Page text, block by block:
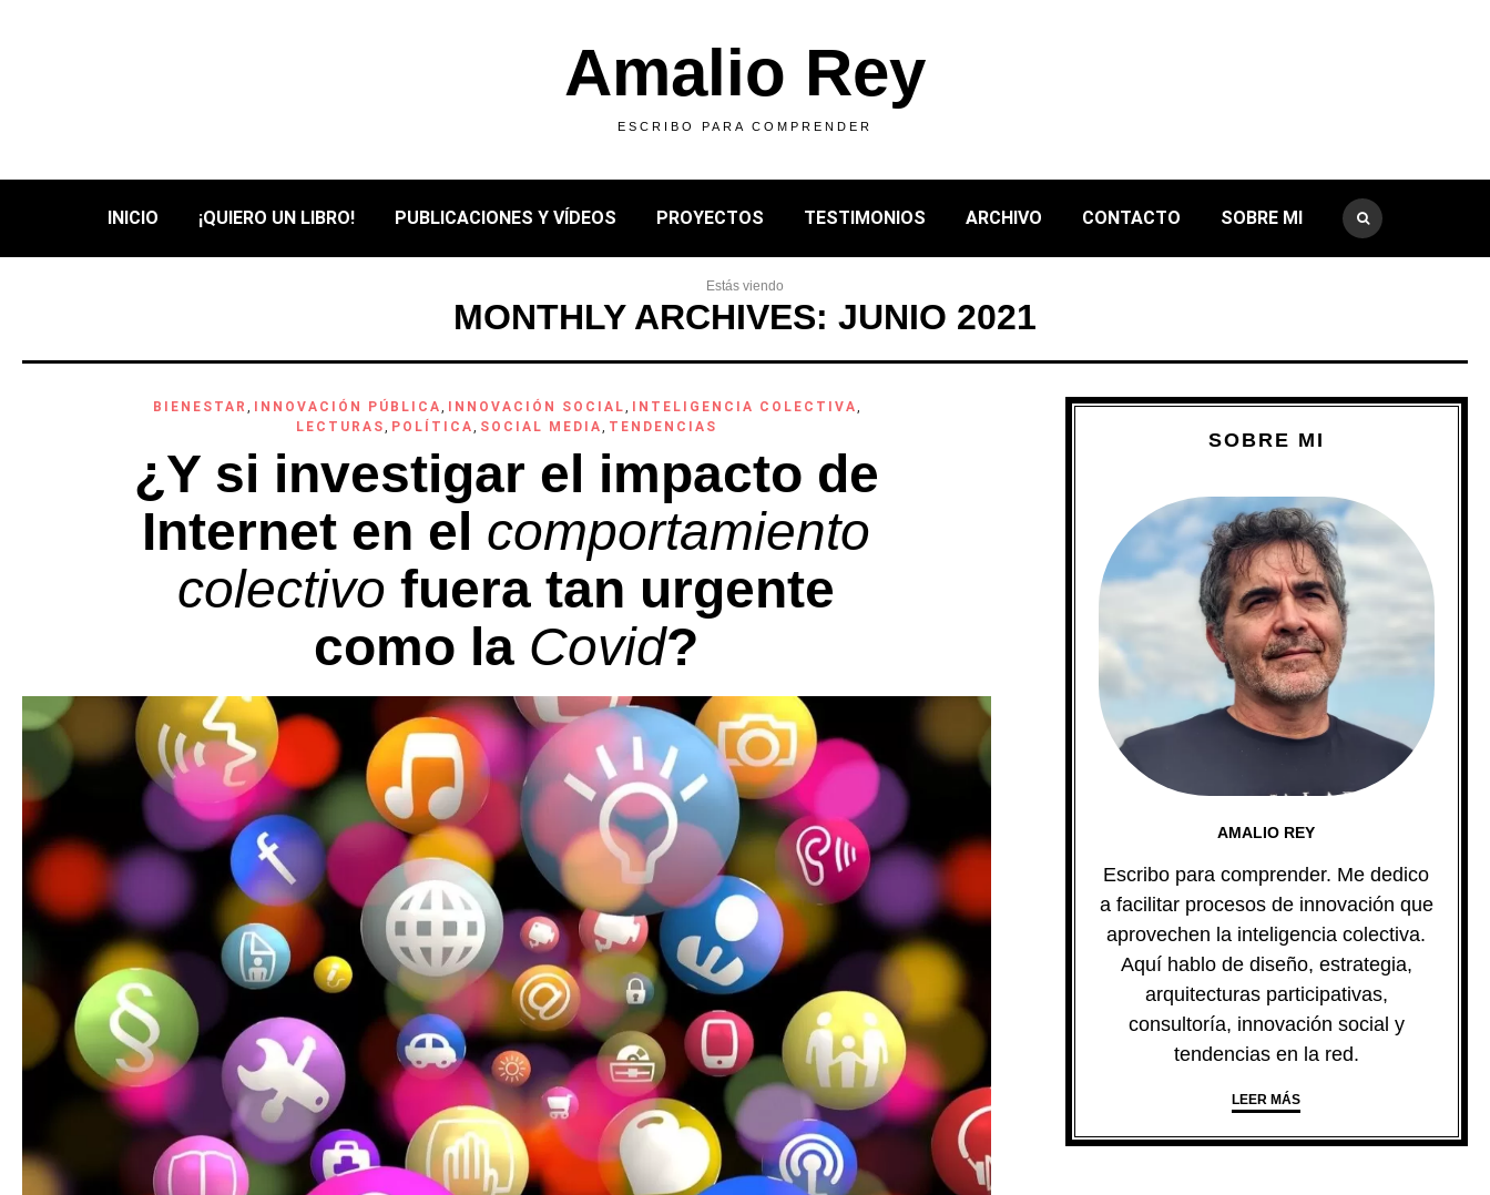
Amalio Rey
ESCRIBO PARA COMPRENDER
INICIO ¡QUIERO UN LIBRO! PUBLICACIONES Y VÍDEOS PROYECTOS TESTIMONIOS ARCHIVO CONTACTO SOBRE MI
Estás viendo
MONTHLY ARCHIVES: JUNIO 2021
BIENESTAR , INNOVACIÓN PÚBLICA, INNOVACIÓN SOCIAL, INTELIGENCIA COLECTIVA,
LECTURAS, POLÍTICA, SOCIAL MEDIA, TENDENCIAS
¿Y si investigar el impacto de
Internet en el comportamiento
colectivo fuera tan urgente
como la Covid?
SOBRE MI
AMALIO REY
Escribo para comprender. Me dedico
a facilitar procesos de innovación que
aprovechen la inteligencia colectiva.
Aquí hablo de diseño, estrategia,
arquitecturas participativas,
consultoría, innovación social y
tendencias en la red.
LEER MÁS